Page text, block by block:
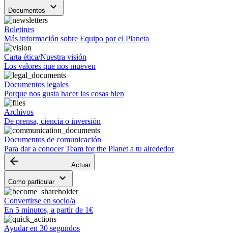
Documentos keyboard_arrow_down
Boletines
Más información sobre Equipo por el Planeta
Carta ética/Nuestra visión
Los valores que nos mueven
Documentos legales
Porque nos gusta hacer las cosas bien
Archivos
De prensa, ciencia o inversión
Documentos de comunicación
Para dar a conocer Team for the Planet a tu alrededor
arrow_backward Actuar
Como particular keyboard_arrow_down
Convertirse en socio/a
En 5 minutos, a partir de 1€
Ayudar en 30 segundos